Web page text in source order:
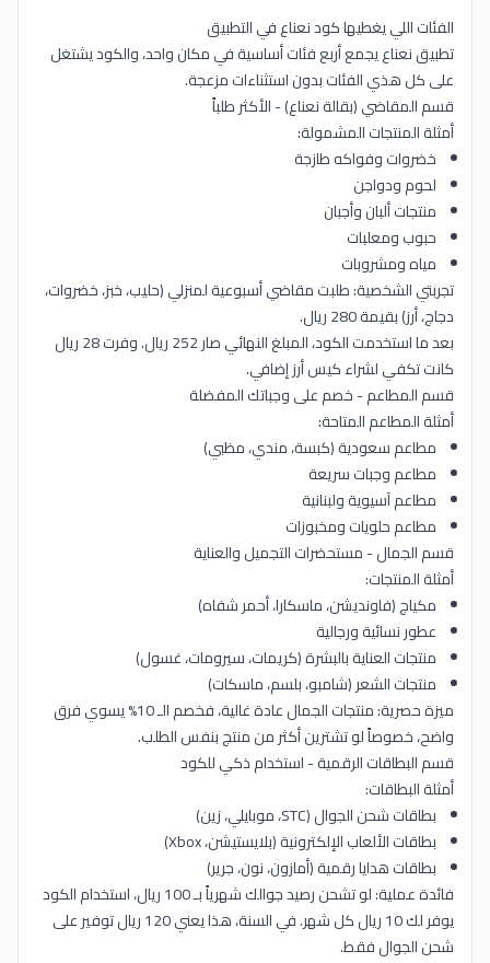
الفئات اللي يغطيها كود نعناع في التطبيق
تطبيق نعناع يجمع أربع فئات أساسية في مكان واحد، والكود يشتغل
على كل هذي الفئات بدون استثناءات مزعجة.
قسم المقاضي (بقالة نعناع) - الأكثر طلباً
أمثلة المنتجات المشمولة:
خضروات وفواكه طازجة
لحوم ودواجن
منتجات ألبان وأجبان
حبوب ومعلبات
مياه ومشروبات
تجربتي الشخصية: طلبت مقاضي أسبوعية لمنزلي (حليب، خبز، خضروات،
دجاج، أرز) بقيمة 280 ريال.
بعد ما استخدمت الكود، المبلغ النهائي صار 252 ريال. وفرت 28 ريال
كانت تكفي لشراء كيس أرز إضافي.
قسم المطاعم - خصم على وجباتك المفضلة
أمثلة المطاعم المتاحة:
مطاعم سعودية (كبسة، مندي، مظبي)
مطاعم وجبات سريعة
مطاعم آسيوية ولبنانية
مطاعم حلويات ومخبوزات
قسم الجمال - مستحضرات التجميل والعناية
أمثلة المنتجات:
مكياج (فاونديشن، ماسكارا، أحمر شفاه)
عطور نسائية ورجالية
منتجات العناية بالبشرة (كريمات، سيرومات، غسول)
منتجات الشعر (شامبو، بلسم، ماسكات)
ميزة حصرية: منتجات الجمال عادة غالية، فخصم الـ 10% يسوي فرق
واضح، خصوصاً لو تشترين أكثر من منتج بنفس الطلب.
قسم البطاقات الرقمية - استخدام ذكي للكود
أمثلة البطاقات:
بطاقات شحن الجوال (STC، موبايلي، زين)
بطاقات الألعاب الإلكترونية (بلايستيشن، Xbox)
بطاقات هدايا رقمية (أمازون، نون، جرير)
فائدة عملية: لو تشحن رصيد جوالك شهرياً بـ 100 ريال، استخدام الكود
يوفر لك 10 ريال كل شهر. في السنة، هذا يعني 120 ريال توفير على
شحن الجوال فقط.